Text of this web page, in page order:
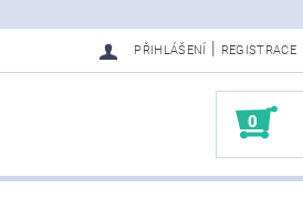
PŘIHLÁŠENÍ REGISTRACE
0